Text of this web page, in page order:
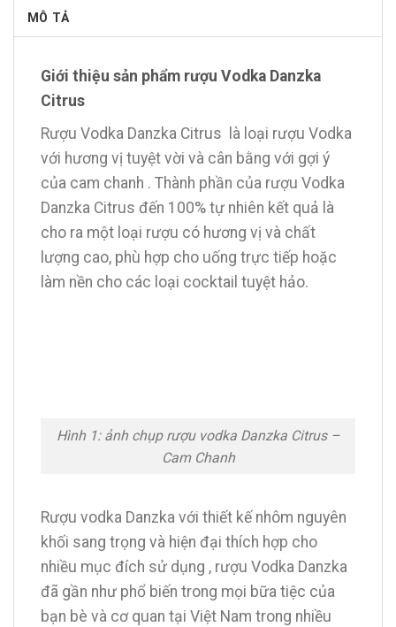
MÔ TẢ
Giới thiệu sản phẩm rượu Vodka Danzka
Citrus
Rượu Vodka Danzka Citrus là loại rượu Vodka
với hương vị tuyệt vời và cân bằng với gợi ý
của cam chanh . Thành phần của rượu Vodka
Danzka Citrus đến 100% tự nhiên kết quả là
cho ra một loại rượu có hương vị và chất
lượng cao, phù hợp cho uống trực tiếp hoặc
làm nền cho các loại cocktail tuyệt hảo.
Hình 1: ảnh chụp rượu vodka Danzka Citrus –
Cam Chanh
Rượu vodka Danzka với thiết kế nhôm nguyên
khối sang trọng và hiện đại thích hợp cho
nhiều mục đích sử dụng , rượu Vodka Danzka
đã gần như phổ biến trong mọi bữa tiệc của
bạn bè và cơ quan tại Việt Nam trong nhiều